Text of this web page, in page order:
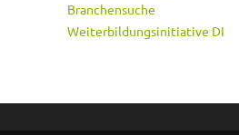
Branchensuche
Weiterbildungsinitiative DI